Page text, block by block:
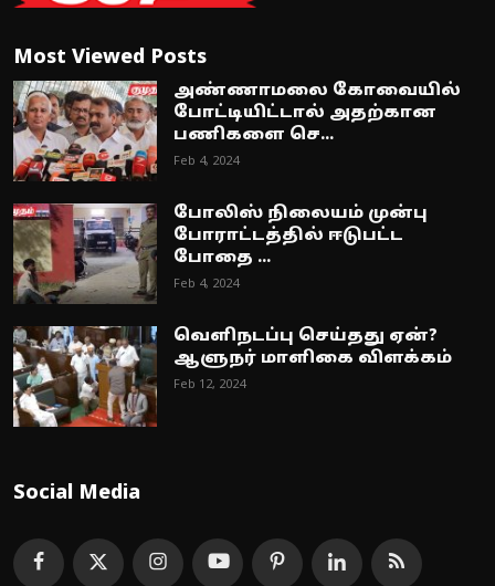
Most Viewed Posts
அண்ணாமலை கோவையில்
போட்டியிட்டால் அதற்கான
பணிகளை செ...
Feb 4, 2024
போலிஸ் நிலையம் முன்பு
போராட்டத்தில் ஈடுபட்ட
போதை ...
Feb 4, 2024
வெளிநடப்பு செய்தது ஏன்?
ஆளுநர் மாளிகை விளக்கம்
Feb 12, 2024
Social Media